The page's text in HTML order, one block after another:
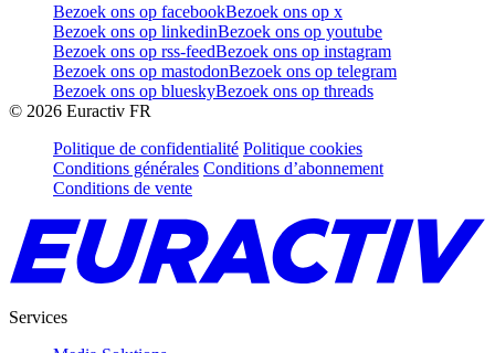
Bezoek ons op facebookBezoek ons op x
Bezoek ons op linkedinBezoek ons op youtube
Bezoek ons op rss-feedBezoek ons op instagram
Bezoek ons op mastodonBezoek ons op telegram
Bezoek ons op blueskyBezoek ons op threads
© 2026 Euractiv FR
Politique de confidentialité Politique cookies
Conditions générales Conditions d’abonnement
Conditions de vente
Services